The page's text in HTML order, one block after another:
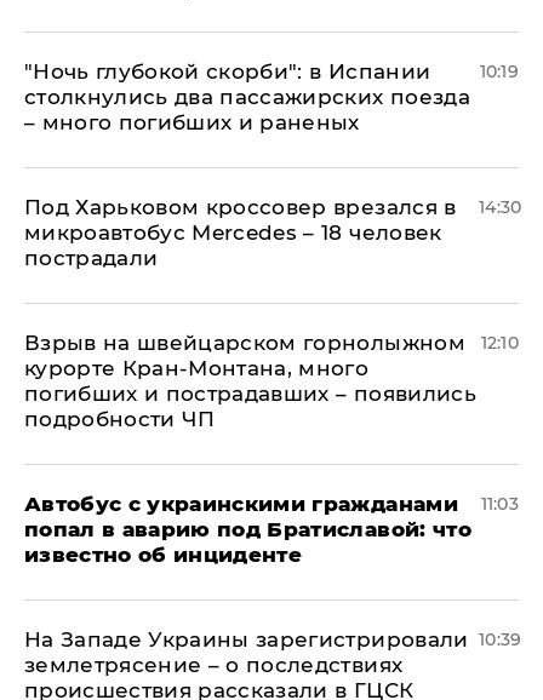
"Ночь глубокой скорби": в Испании
столкнулись два пассажирских поезда
– много погибших и раненых
10:19
Под Харьковом кроссовер врезался в
микроавтобус Mercedes – 18 человек
пострадали
14:30
Взрыв на швейцарском горнолыжном
курорте Кран-Монтана, много
погибших и пострадавших – появились
подробности ЧП
12:10
Автобус с украинскими гражданами
попал в аварию под Братиславой: что
известно об инциденте
11:03
На Западе Украины зарегистрировали
землетрясение – о последствиях
происшествия рассказали в ГЦСК
10:39